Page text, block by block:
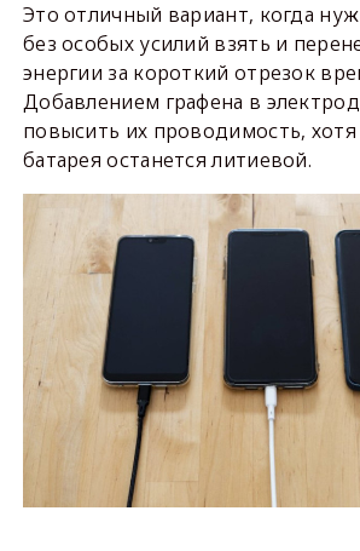
Это отличный вариант, когда
без особых усилий взять и
энергии за короткий отрезок
Добавлением графена в
повысить их проводимость, хотя
батарея останется литиевой.